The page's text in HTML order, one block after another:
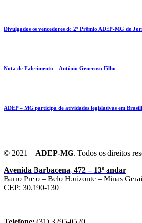
Divulgados os vencedores do 2º Prêmio ADEP-MG de
Nota de Falecimento – Antônio Generoso Filho
ADEP – MG participa de atividades legislativas em
© 2021 – ADEP-MG. Todos os direitos
Avenida Barbacena, 472 – 13º andar
Barro Preto – Belo Horizonte – Minas
CEP: 30.190-130